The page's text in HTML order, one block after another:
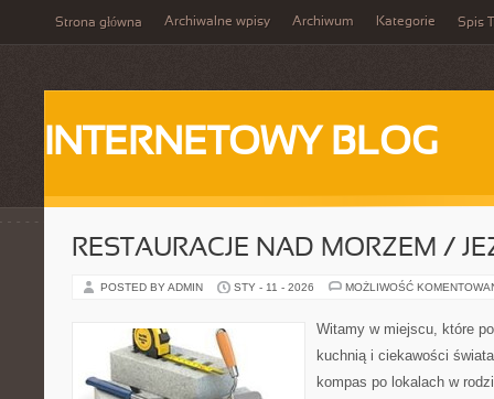
Strona główna Archiwalne wpisy Archiwum Kategorie Spis
INTERNETOWY BLOG
RESTAURACJE NAD MORZEM /
POSTED BY ADMIN STY - 11 - 2026 MOŻLIWOŚĆ
Witamy w miejscu, które
kuchnią i ciekawości
kompas po lokalach w